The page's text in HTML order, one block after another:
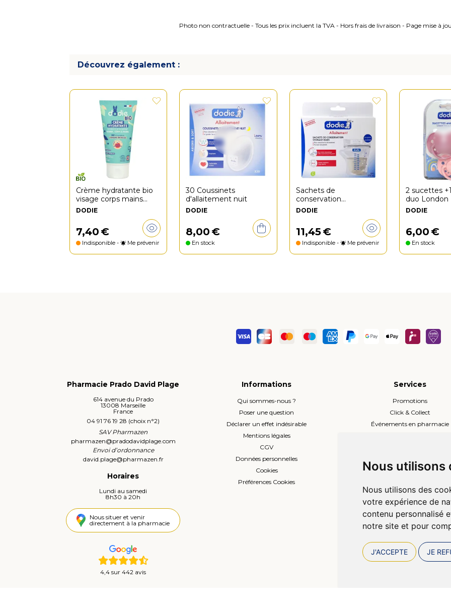
Nous utilisons
Nous utilisons des
votre expérience de
contenu personnalisé
notre site et pour
J'ACCEPTE JE
Photo non contractuelle - Tous les prix incluent la TVA - Hors frais de livraison - Page mise à
Découvrez également :
Crème hydratante bio
visage corps mains
75ml
DODIE
7,40 €
Indisponible - Me prévenir
30 Coussinets
d'allaitement nuit
DODIE
8,00 €
En stock
Sachets de
conservation
congélation 20x270ml
DODIE
11,45€
Indisponible - Me prévenir
2 sucettes
duo London
DODIE
6,00 €
En stock
Pharmacie Prado David Plage
614 avenue du Prado
13008 Marseille
France
04 91 76 19 28 (choix n°2)
SAV Pharmazen
pharmazen@pradodavidplage.com
Envoi d’ordonnance
david.plage@pharmazen.fr
Horaires
Lundi au samedi
8h30 à 20h
Nous situer et venir
directement à la pharmacie
4,4 sur 442 avis
Informations
Qui sommes-nous ?
Poser une question
Déclarer un effet indésirable
Mentions légales
CGV
Données personnelles
Cookies
Préférences Cookies
Services
Promotions
Click & Collect
Événements en pharmacie
Compte professionnel